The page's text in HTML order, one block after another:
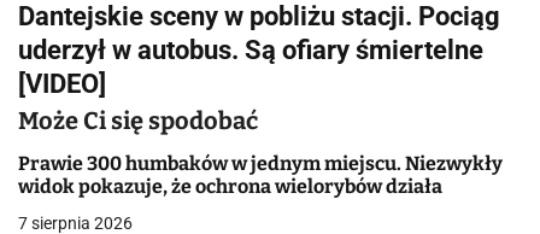
w
i
g
a
c
Dantejskie sceny w pobliżu stacji. Pociąg
uderzył w autobus. Są ofiary śmiertelne
[VIDEO]
Może Ci się spodobać
Prawie 300 humbaków w jednym miejscu. Niezwykły
widok pokazuje, że ochrona wielorybów działa
7 sierpnia 2026